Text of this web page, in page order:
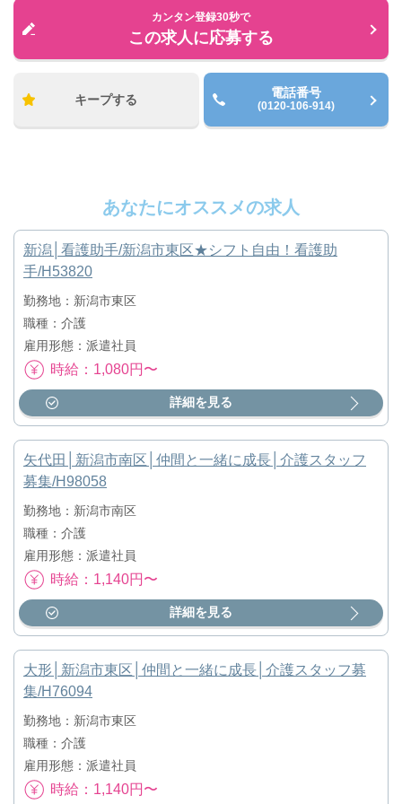
カンタン登録30秒で
この求人に応募する
キープする 電話番号
(0120-106-914)
あなたにオススメの求人
新潟│看護助手/新潟市東区★シフト自由！看護助
手/H53820
勤務地：新潟市東区
職種：介護
雇用形態：派遣社員
時給：1,080円〜
詳細を見る
矢代田│新潟市南区│仲間と一緒に成長│介護スタッフ
募集/H98058
勤務地：新潟市南区
職種：介護
雇用形態：派遣社員
時給：1,140円〜
詳細を見る
大形│新潟市東区│仲間と一緒に成長│介護スタッフ募
集/H76094
勤務地：新潟市東区
職種：介護
雇用形態：派遣社員
時給：1,140円〜